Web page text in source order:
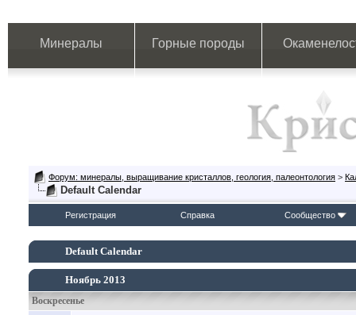
Минералы Горные породы
Форум: минералы, выращивание кристаллов, геология, палеонтология >
Default Calendar
Регистрация Справка Сообщество
Default Calendar
Ноябрь 2013
Воскресенье